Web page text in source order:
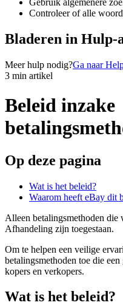
Gebruik algemenere
Controleer of alle
Bladeren in Hulp-
Meer hulp nodig?Ga naar
3 min artikel
Beleid inzake
Op deze pagina
Wat is het beleid?
Waarom heeft eBay dit
Alleen betalingsmethoden die
Afhandeling zijn toegestaan.
Om te helpen een veilige
betalingsmethoden toe die
kopers en verkopers.
Wat is het beleid?